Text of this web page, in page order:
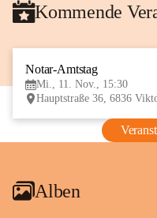
Kommende
Notar-Amtstag
Mi., 11. Nov., 15:30
Hauptstraße 36, 6836
Alben